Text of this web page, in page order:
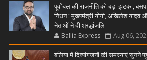
पूर्वांचल की राजनीति को बड़ा झटका,
निधन : मुख्यमंत्री योगी, अखिलेश यादव
नेताओं ने दी श्रद्धांजलि
Ballia Express Aug 06,
बलिया में दिव्यांगजनों की समस्याएं सुनने